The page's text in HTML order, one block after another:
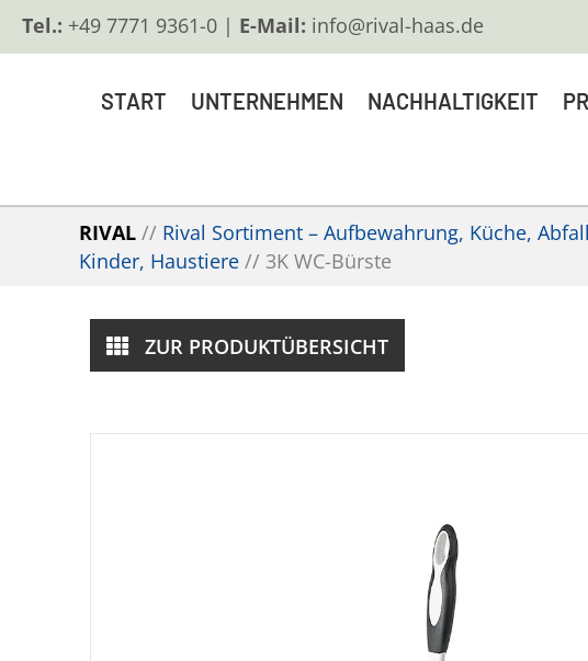
Tel.: +49 7771 9361-0 | E-Mail: info@rival-haas.de
START UNTERNEHMEN NACHHALTIGKEIT
RIVAL // Rival Sortiment – Aufbewahrung, Küche,
Kinder, Haustiere // 3K WC-Bürste
ZUR PRODUKTÜBERSICHT